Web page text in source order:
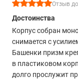
Отзыв
Достоинства
Корпус собран
снимается с
Башенки призм
в пластиковом
долго прослужит